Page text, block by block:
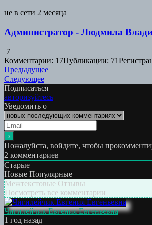
не в сети 2 месяца
Администратор - Людмила
7
Комментарии: 17Публикации: 71
Навигация
по
записям
ПредыдущееПредыдущая
СледующееСледующая
работа:
Подписаться
авторизуйтесь
Уведомить о
Пожалуйста, войдите, чтобы
2 комментариев
Старые
Новые Популярные
Межтекстовые Отзывы
Посмотреть все комментарии
Чигилейчик Евгения Евгеньевна
1 год назад